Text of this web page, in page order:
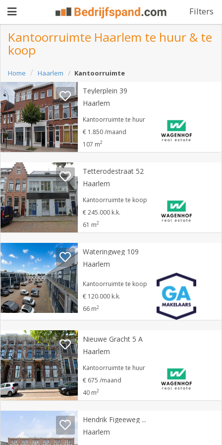
Filters
Pand
aanbieden
Pand
zoeken
Waarom
adverteren
Premium
adverteren
Registreren
Login
Kantoorruimte Haarlem te huur & te
koop
Home Haarlem Kantoorruimte
Teylerplein 39
Haarlem
Kantoorruimte te huur
€ 1.850 /maand
107 m2
Tetterodestraat 52
Haarlem
Kantoorruimte te koop
€ 245.000 k.k.
61 m2
Wateringweg 109
Haarlem
Kantoorruimte te koop
€ 120.000 k.k.
66 m2
Nieuwe Gracht 5 A
Haarlem
Kantoorruimte te huur
€ 675 /maand
40 m2
Hendrik Figeeweg 3 G 19
Haarlem